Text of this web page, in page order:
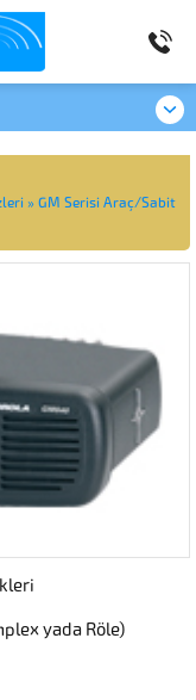
» GM Serisi Araç/Sabit
yada Röle)